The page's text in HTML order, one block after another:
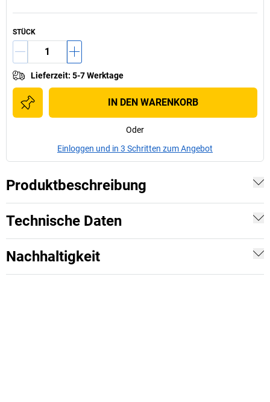
STÜCK
Lieferzeit: 5-7 Werktage
IN DEN WARENKORB
Oder
Einloggen und in 3 Schritten zum Angebot
Produktbeschreibung
Technische Daten
Nachhaltigkeit